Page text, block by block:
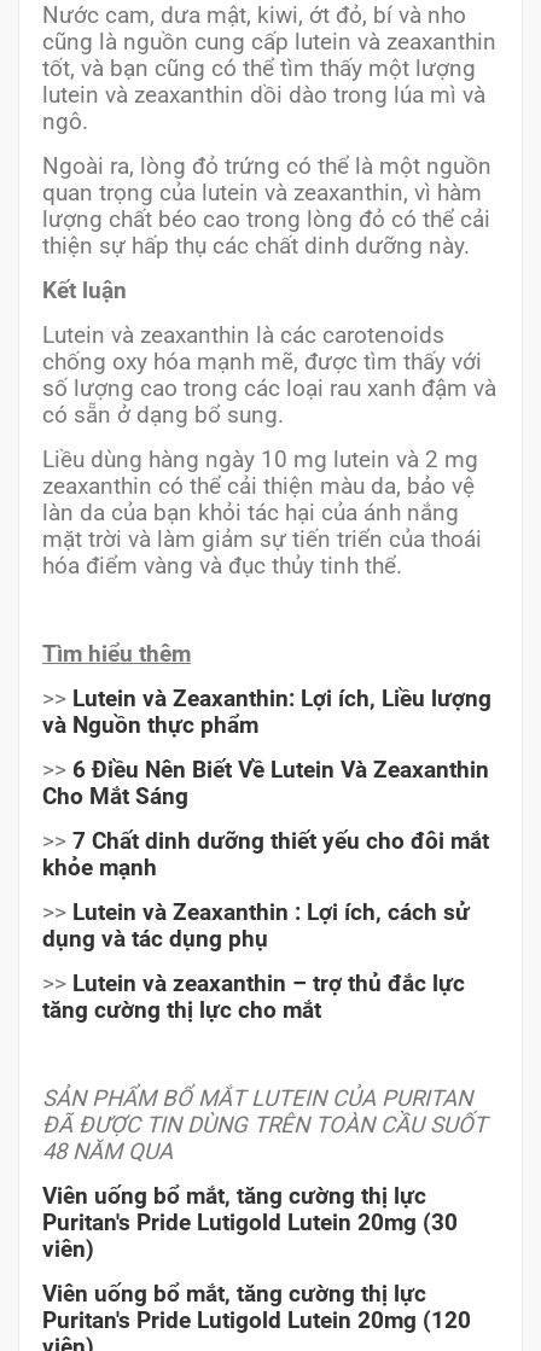
Nước cam, dưa mật, kiwi, ớt đỏ, bí và nho
cũng là nguồn cung cấp lutein và zeaxanthin
tốt, và bạn cũng có thể tìm thấy một lượng
lutein và zeaxanthin dồi dào trong lúa mì và
ngô.
Ngoài ra, lòng đỏ trứng có thể là một nguồn
quan trọng của lutein và zeaxanthin, vì hàm
lượng chất béo cao trong lòng đỏ có thể cải
thiện sự hấp thụ các chất dinh dưỡng này.
Kết luận
Lutein và zeaxanthin là các carotenoids
chống oxy hóa mạnh mẽ, được tìm thấy với
số lượng cao trong các loại rau xanh đậm và
có sẵn ở dạng bổ sung.
Liều dùng hàng ngày 10 mg lutein và 2 mg
zeaxanthin có thể cải thiện màu da, bảo vệ
làn da của bạn khỏi tác hại của ánh nắng
mặt trời và làm giảm sự tiến triển của thoái
hóa điểm vàng và đục thủy tinh thể.
Tìm hiểu thêm
>> Lutein và Zeaxanthin: Lợi ích, Liều lượng
và Nguồn thực phẩm
>> 6 Điều Nên Biết Về Lutein Và Zeaxanthin
Cho Mắt Sáng
>> 7 Chất dinh dưỡng thiết yếu cho đôi mắt
khỏe mạnh
>> Lutein và Zeaxanthin : Lợi ích, cách sử
dụng và tác dụng phụ
>> Lutein và zeaxanthin – trợ thủ đắc lực
tăng cường thị lực cho mắt
SẢN PHẨM BỔ MẮT LUTEIN CỦA PURITAN
ĐÃ ĐƯỢC TIN DÙNG TRÊN TOÀN CẦU SUỐT
48 NĂM QUA
Viên uống bổ mắt, tăng cường thị lực
Puritan's Pride Lutigold Lutein 20mg (30
viên)
Viên uống bổ mắt, tăng cường thị lực
Puritan's Pride Lutigold Lutein 20mg (120